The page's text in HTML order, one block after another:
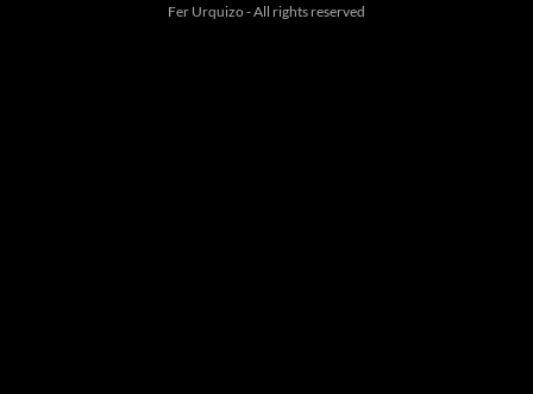
Fer Urquizo - All rights reserved